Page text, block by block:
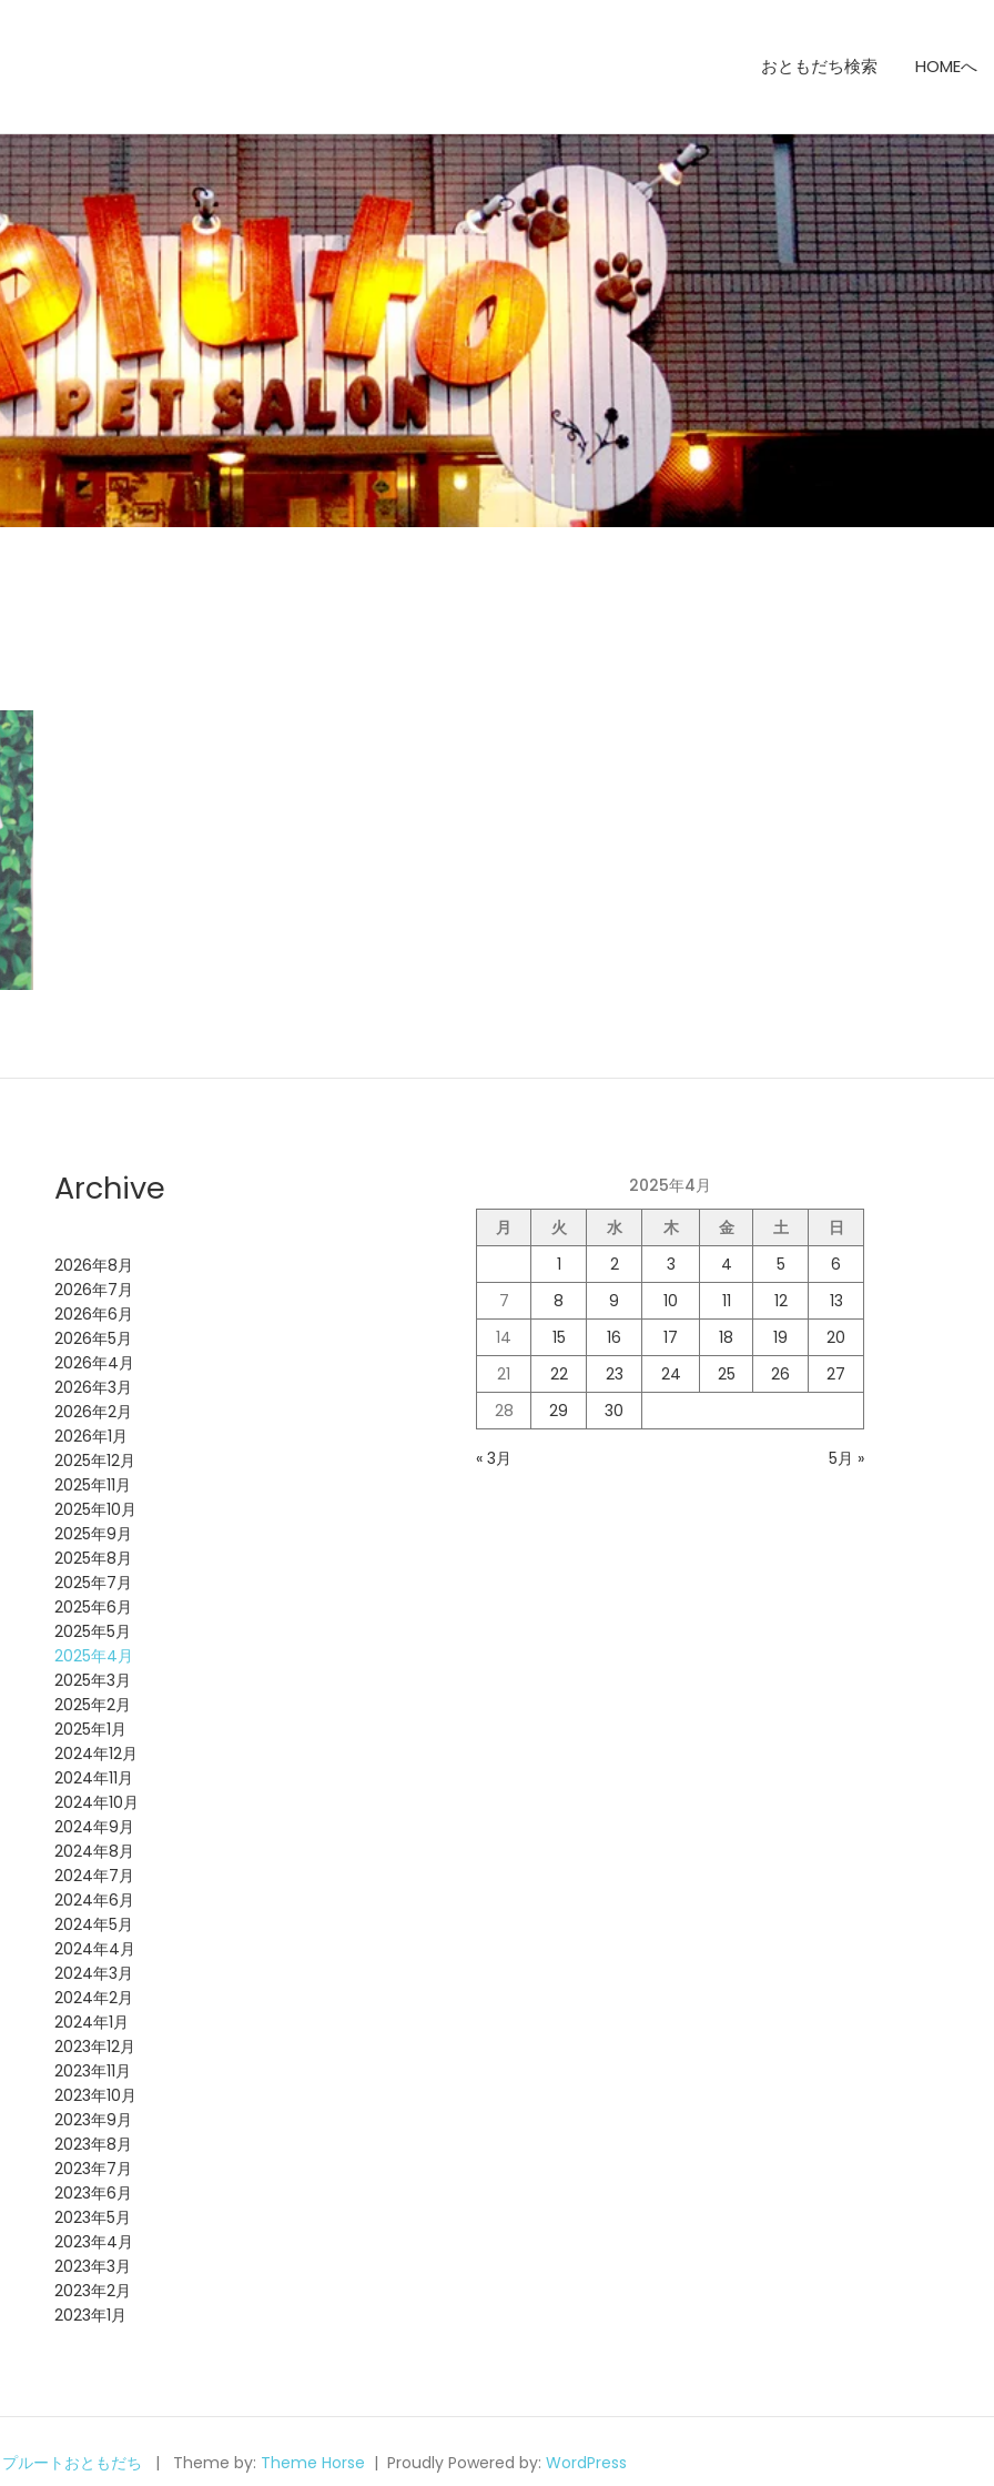
おともだち検索 HOMEへ
Archive
2026年8月
2026年7月
2026年6月
2026年5月
2026年4月
2026年3月
2026年2月
2026年1月
2025年12月
2025年11月
2025年10月
2025年9月
2025年8月
2025年7月
2025年6月
2025年5月
2025年4月
2025年3月
2025年2月
2025年1月
2024年12月
2024年11月
2024年10月
2024年9月
2024年8月
2024年7月
2024年6月
2024年5月
2024年4月
2024年3月
2024年2月
2024年1月
2023年12月
2023年11月
2023年10月
2023年9月
2023年8月
2023年7月
2023年6月
2023年5月
2023年4月
2023年3月
2023年2月
2023年1月
2025年4月
月
火 水 木 金 土
日
1
2 3 4 5
6
7
8 9 10 11 12
13
14
15 16 17 18 19
20
21
22 23 24 25 26
27
28
29 30
« 3月 5月 »
プルートおともだち Theme by: Theme Horse Proudly Powered by: WordPress